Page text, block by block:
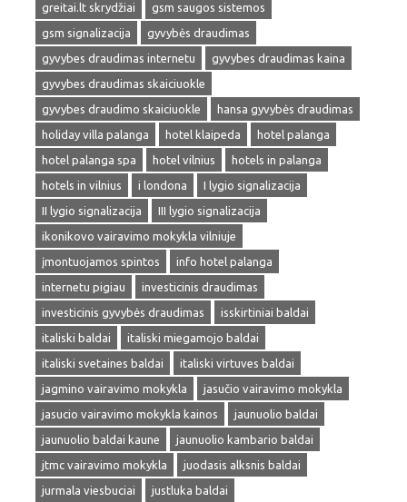
greitai.lt skrydžiai
gsm saugos sistemos
gsm signalizacija
gyvybės draudimas
gyvybes draudimas internetu
gyvybes draudimas kaina
gyvybes draudimas skaiciuokle
gyvybes draudimo skaiciuokle
hansa gyvybės draudimas
holiday villa palanga
hotel klaipeda
hotel palanga
hotel palanga spa
hotel vilnius
hotels in palanga
hotels in vilnius
i londona
I lygio signalizacija
II lygio signalizacija
III lygio signalizacija
ikonikovo vairavimo mokykla vilniuje
įmontuojamos spintos
info hotel palanga
internetu pigiau
investicinis draudimas
investicinis gyvybės draudimas
isskirtiniai baldai
italiski baldai
italiski miegamojo baldai
italiski svetaines baldai
italiski virtuves baldai
jagmino vairavimo mokykla
jasučio vairavimo mokykla
jasucio vairavimo mokykla kainos
jaunuolio baldai
jaunuolio baldai kaune
jaunuolio kambario baldai
jtmc vairavimo mokykla
juodasis alksnis baldai
jurmala viesbuciai
justluka baldai